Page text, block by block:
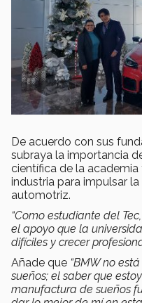
De acuerdo con sus
subraya la importancia
científica de la
industria para impulsar
automotriz.
“Como estudiante del
el apoyo que la
difíciles y crecer
Añade que “BMW no
sueños; el saber que
manufactura de sueños